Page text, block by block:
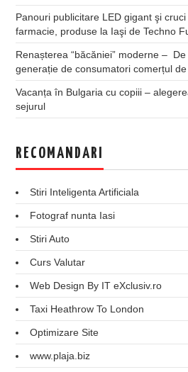
Panouri publicitare LED gigant şi
farmacie, produse la Iaşi de Techno
Renașterea “băcăniei” moderne –
generație de consumatori comerțul
Vacanța în Bulgaria cu copiii –
sejurul
RECOMANDARI
Stiri Inteligenta Artificiala
Fotograf nunta Iasi
Stiri Auto
Curs Valutar
Web Design By IT eXclusiv.ro
Taxi Heathrow To London
Optimizare Site
www.plaja.biz